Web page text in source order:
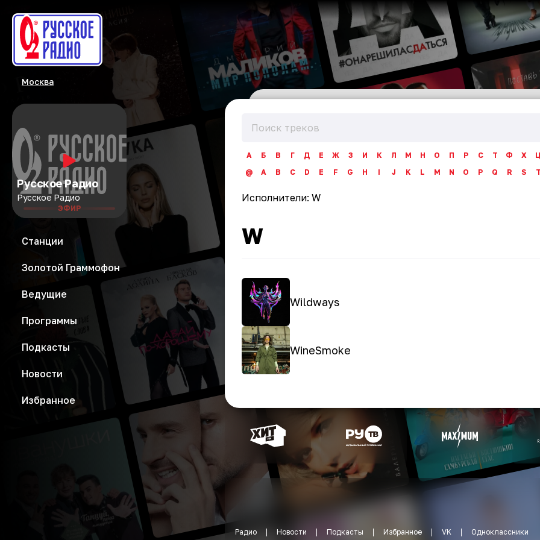
Москва
Русское Радио
Русское Радио
ЭФИР
Станции
Золотой Граммофон
Ведущие
Программы
Подкасты
Новости
Избранное
А Б В Г Д Е Ж З И К Л М Н О П Р С Т Ф Х
@
A B C D E F G H I J K L M N O P Q R S
Исполнители: W
W
Wildways
WineSmoke
Радио Новости Подкасты Избранное VK Одноклассники